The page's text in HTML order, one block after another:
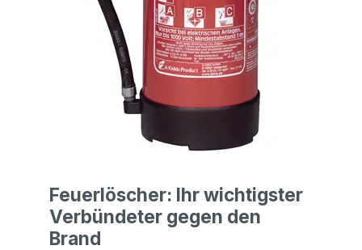
Feuerlöscher: Ihr wichtigster
Verbündeter gegen den
Brand